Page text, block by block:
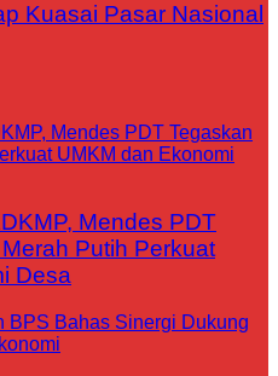
Kuasai Pasar Nasional
Mendes PDT
Putih Perkuat
Desa